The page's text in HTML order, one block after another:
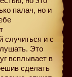
палач, но и
случиться и с
Это
всплывает в
сделать